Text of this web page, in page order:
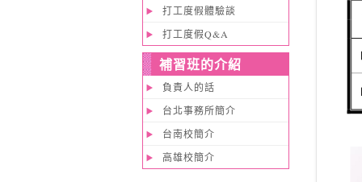
打工度假體驗談
打工度假Q&A
補習班的介紹
負責人的話
台北事務所簡介
台南校簡介
高雄校簡介